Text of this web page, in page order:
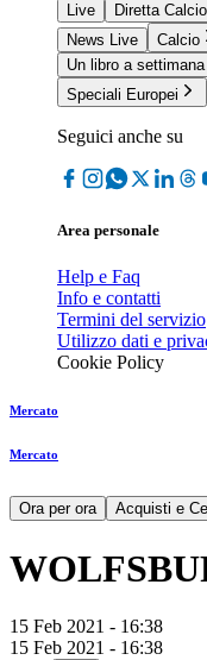
Live
Diretta Calcio
News Live
Calcio
Un libro a settimana
Speciali Europei
Seguici anche su
Area personale
Help e Faq
Info e contatti
Termini del servizio
Utilizzo dati e
Cookie Policy
Mercato
Mercato
Ora per ora Acquisti e
15 Feb 2021 - 16:38
15 Feb 2021 - 16:38